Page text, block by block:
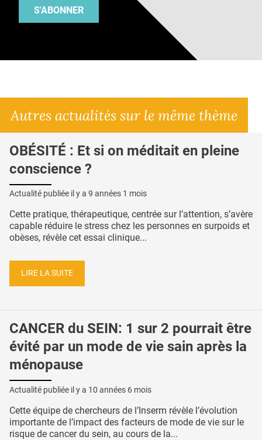
S'ABONNER
Autres actualités sur le même thème
OBÉSITÉ : Et si on méditait en pleine
conscience ?
Actualité publiée il y a 9 années 1 mois
Cette pratique, thérapeutique, centrée sur l’attention, s’avère
capable réduire le stress chez les personnes en surpoids et
obèses, révèle cet essai clinique...
LIRE LA SUITE
CANCER du SEIN: 1 sur 2 pourrait être
évité par un mode de vie sain après la
ménopause
Actualité publiée il y a 10 années 6 mois
Cette équipe de chercheurs de l’Inserm révèle l’évolution
importante de l’impact des facteurs de mode de vie sur le
risque de cancer du sein, au cours de la...